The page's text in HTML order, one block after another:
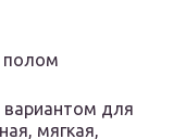
полом
для
мягкая,